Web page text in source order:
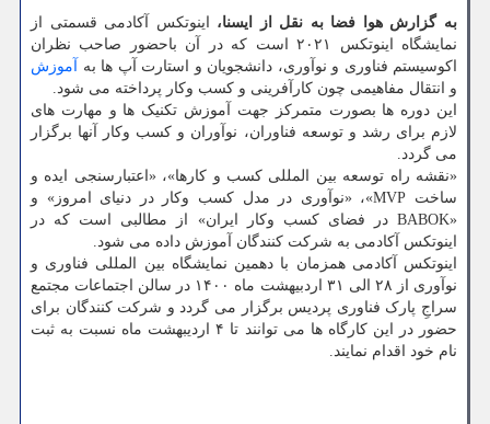
به گزارش هوا فضا به نقل از ایسنا،
اینوتکس آکادمی قسمتی از
نمایشگاه اینوتکس ۲۰۲۱ است که در آن باحضور صاحب نظران
اکوسیستم فناوری و نوآوری، دانشجویان و استارت آپ ها به
آموزش
و انتقال مفاهیمی چون کارآفرینی و کسب وکار پرداخته می شود.
این دوره ها بصورت متمرکز جهت آموزش تکنیک ها و مهارت های
لازم برای رشد و توسعه فناوران، نوآوران و کسب وکار آنها برگزار
می گردد.
«نقشه راه توسعه بین المللی کسب و کارها»، «اعتبارسنجی ایده و
ساخت MVP»، «نوآوری در مدل کسب وکار در دنیای امروز» و
«BABOK در فضای کسب وکار ایران» از مطالبی است که در
اینوتکس آکادمی به شرکت کنندگان آموزش داده می شود.
اینوتکس آکادمی همزمان با دهمین نمایشگاه بین المللی فناوری و
نوآوری از ۲۸ الی ۳۱ اردبیهشت ماه ۱۴۰۰ در سالن اجتماعات مجتمع
سراجِ پارک فناوری پردیس برگزار می گردد و شرکت کنندگان برای
حضور در این کارگاه ها می توانند تا ۴ اردیبهشت ماه نسبت به ثبت
نام خود اقدام نمایند.